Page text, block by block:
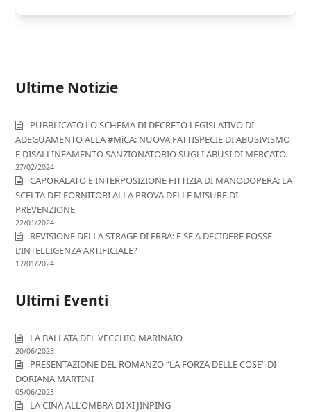
Ultime Notizie
PUBBLICATO LO SCHEMA DI DECRETO LEGISLATIVO DI
ADEGUAMENTO ALLA #MiCA: NUOVA FATTISPECIE DI ABUSIVISMO
E DISALLINEAMENTO SANZIONATORIO SUGLI ABUSI DI MERCATO.
27/02/2024
CAPORALATO E INTERPOSIZIONE FITTIZIA DI MANODOPERA: LA
SCELTA DEI FORNITORI ALLA PROVA DELLE MISURE DI
PREVENZIONE
22/01/2024
REVISIONE DELLA STRAGE DI ERBA: E SE A DECIDERE FOSSE
L’INTELLIGENZA ARTIFICIALE?
17/01/2024
Ultimi Eventi
LA BALLATA DEL VECCHIO MARINAIO
20/06/2023
PRESENTAZIONE DEL ROMANZO “LA FORZA DELLE COSE” DI
DORIANA MARTINI
05/06/2023
LA CINA ALL’OMBRA DI XI JINPING